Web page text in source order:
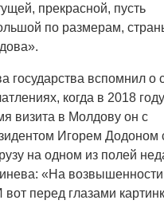
прекрасной, пусть
по размерам,
государства вспомнил о
когда в 2018
визита в Молдову он с
Игорем Додоном
на одном из полей
«На возвышенности
вот перед глазами